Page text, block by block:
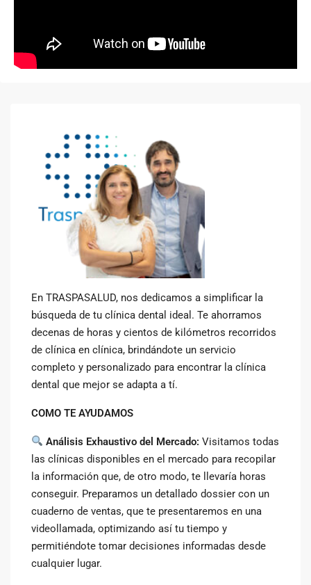
En TRASPASALUD, nos dedicamos a simplificar la
búsqueda de tu clínica dental ideal. Te ahorramos
decenas de horas y cientos de kilómetros recorridos
de clínica en clínica, brindándote un servicio
completo y personalizado para encontrar la clínica
dental que mejor se adapta a tí.
COMO TE AYUDAMOS
Análisis Exhaustivo del Mercado: Visitamos todas
las clínicas disponibles en el mercado para recopilar
la información que, de otro modo, te llevaría horas
conseguir. Preparamos un detallado dossier con un
cuaderno de ventas, que te presentaremos en una
videollamada, optimizando así tu tiempo y
permitiéndote tomar decisiones informadas desde
cualquier lugar.